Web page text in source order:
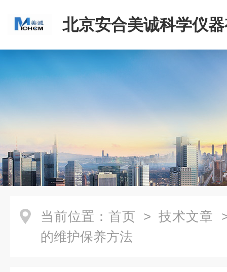
北京安合美诚科学仪
司
当前位置： 首页 > 技术文章
的维护保养方法